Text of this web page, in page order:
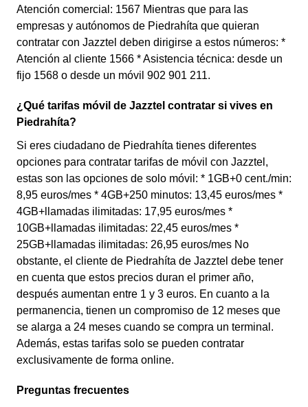
Atención comercial: 1567 Mientras que para las
empresas y autónomos de Piedrahíta que quieran
contratar con Jazztel deben dirigirse a estos números: *
Atención al cliente 1566 * Asistencia técnica: desde un
fijo 1568 o desde un móvil 902 901 211.
¿Qué tarifas móvil de Jazztel contratar si vives en
Piedrahíta?
Si eres ciudadano de Piedrahíta tienes diferentes
opciones para contratar tarifas de móvil con Jazztel,
estas son las opciones de solo móvil: * 1GB+0 cent./min:
8,95 euros/mes * 4GB+250 minutos: 13,45 euros/mes *
4GB+llamadas ilimitadas: 17,95 euros/mes *
10GB+llamadas ilimitadas: 22,45 euros/mes *
25GB+llamadas ilimitadas: 26,95 euros/mes No
obstante, el cliente de Piedrahíta de Jazztel debe tener
en cuenta que estos precios duran el primer año,
después aumentan entre 1 y 3 euros. En cuanto a la
permanencia, tienen un compromiso de 12 meses que
se alarga a 24 meses cuando se compra un terminal.
Además, estas tarifas solo se pueden contratar
exclusivamente de forma online.
Preguntas frecuentes